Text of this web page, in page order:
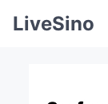
LiveSino